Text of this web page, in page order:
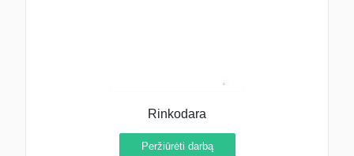
Rinkodara
Peržiūrėti darbą